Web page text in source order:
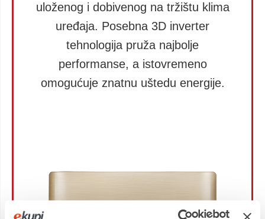
uloženog i dobivenog na tržištu klima
uređaja. Posebna 3D inverter
tehnologija pruža najbolje
performanse, a istovremeno
omogućuje znatnu uštedu energije.